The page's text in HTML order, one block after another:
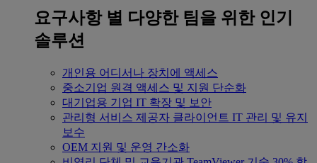
요구사항 별 다양한 팀을 위한 인기
솔루션
개인용 어디서나 장치에 액세스
중소기업 원격 액세스 및 지원 단순화
대기업용 기업 IT 확장 및 보안
관리형 서비스 제공자 클라이언트 IT 관리 및 유지
보수
OEM 지원 및 운영 간소화